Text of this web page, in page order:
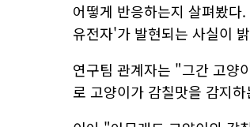
어떻게 반응하는지 살펴봤
유전자'가 발현되는 사실이
연구팀 관계자는 "그간 고양
로 고양이가 감칠맛을 감지